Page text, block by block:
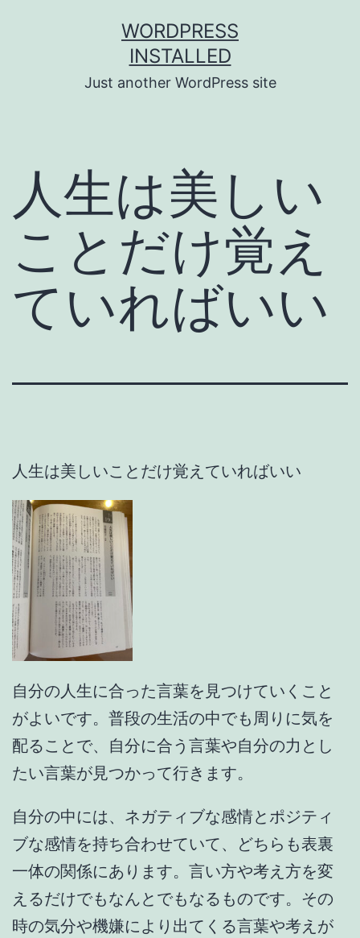
WORDPRESS
INSTALLED
Just another WordPress site
人生は美しい
ことだけ覚え
ていればいい
人生は美しいことだけ覚えていればいい
自分の人生に合った言葉を見つけていくこと
がよいです。普段の生活の中でも周りに気を
配ることで、自分に合う言葉や自分の力とし
たい言葉が見つかって行きます。
自分の中には、ネガティブな感情とポジティ
ブな感情を持ち合わせていて、どちらも表裏
一体の関係にあります。言い方や考え方を変
えるだけでもなんとでもなるものです。その
時の気分や機嫌により出てくる言葉や考えが